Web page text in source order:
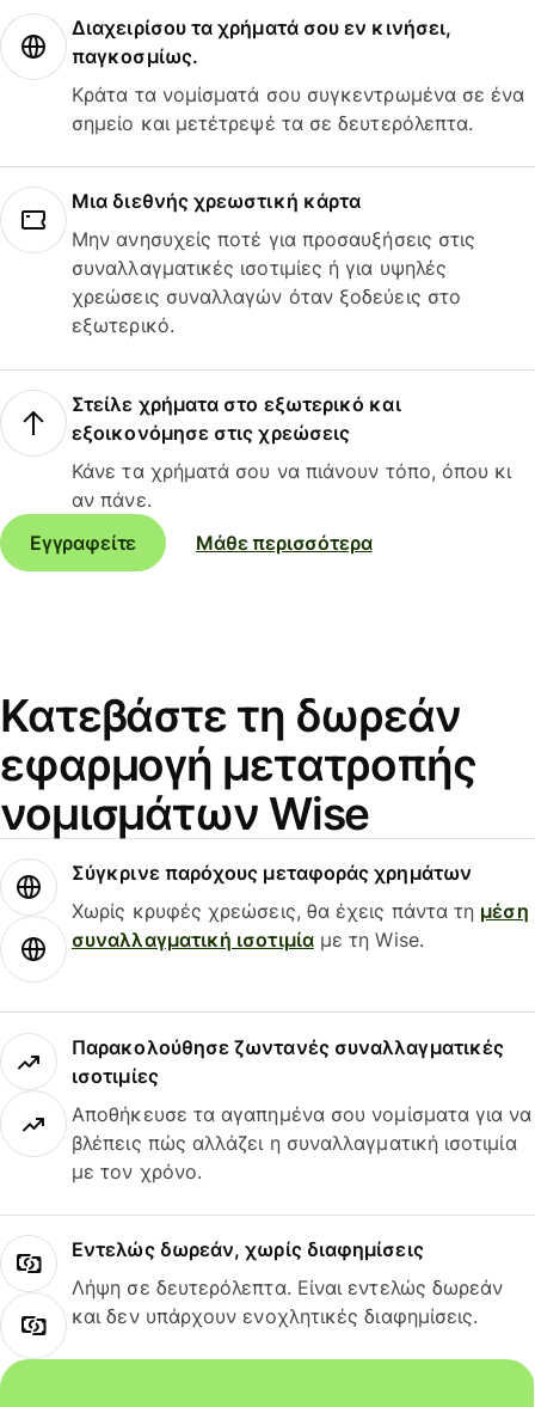
Διαχειρίσου τα χρήματά σου εν κινήσει,
παγκοσμίως.
Κράτα τα νομίσματά σου συγκεντρωμένα σε ένα
σημείο και μετέτρεψέ τα σε δευτερόλεπτα.
Μια διεθνής χρεωστική κάρτα
Μην ανησυχείς ποτέ για προσαυξήσεις στις
συναλλαγματικές ισοτιμίες ή για υψηλές
χρεώσεις συναλλαγών όταν ξοδεύεις στο
εξωτερικό.
Στείλε χρήματα στο εξωτερικό και
εξοικονόμησε στις χρεώσεις
Κάνε τα χρήματά σου να πιάνουν τόπο, όπου κι
αν πάνε.
Εγγραφείτε
Μάθε περισσότερα
Κατεβάστε τη δωρεάν
εφαρμογή μετατροπής
νομισμάτων Wise
Σύγκρινε παρόχους μεταφοράς χρημάτων
Χωρίς κρυφές χρεώσεις, θα έχεις πάντα τη μέση
συναλλαγματική ισοτιμίαμε τη Wise.
Παρακολούθησε ζωντανές συναλλαγματικές
ισοτιμίες
Αποθήκευσε τα αγαπημένα σου νομίσματα για να
βλέπεις πώς αλλάζει η συναλλαγματική ισοτιμία
με τον χρόνο.
Εντελώς δωρεάν, χωρίς διαφημίσεις
Λήψη σε δευτερόλεπτα. Είναι εντελώς δωρεάν
και δεν υπάρχουν ενοχλητικές διαφημίσεις.